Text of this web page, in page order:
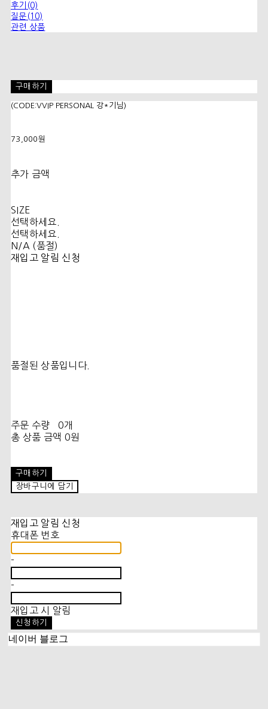
후기(0)
질문(10)
관련 상품
구매하기
(CODE:VVIP PERSONAL 강*기님)
73,000원
추가 금액
SIZE
선택하세요.
선택하세요.
N/A (품절)
재입고 알림 신청
품절된 상품입니다.
주문 수량
0개
총 상품 금액 0원
구매하기
장바구니에 담기
재입고 알림 신청
휴대폰 번호
-
-
재입고 시 알림
신청하기
네이버 블로그